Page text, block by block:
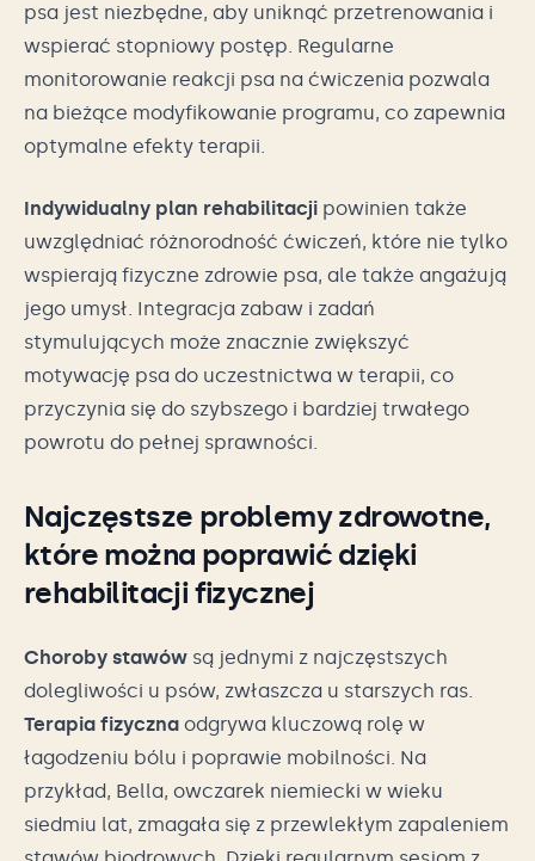
psa jest niezbędne, aby uniknąć przetrenowania i
wspierać stopniowy postęp. Regularne
monitorowanie reakcji psa na ćwiczenia pozwala
na bieżące modyfikowanie programu, co zapewnia
optymalne efekty terapii.
Indywidualny plan rehabilitacji powinien także
uwzględniać różnorodność ćwiczeń, które nie tylko
wspierają fizyczne zdrowie psa, ale także angażują
jego umysł. Integracja zabaw i zadań
stymulujących może znacznie zwiększyć
motywację psa do uczestnictwa w terapii, co
przyczynia się do szybszego i bardziej trwałego
powrotu do pełnej sprawności.
Najczęstsze problemy zdrowotne,
które można poprawić dzięki
rehabilitacji fizycznej
Choroby stawów są jednymi z najczęstszych
dolegliwości u psów, zwłaszcza u starszych ras.
Terapia fizyczna odgrywa kluczową rolę w
łagodzeniu bólu i poprawie mobilności. Na
przykład, Bella, owczarek niemiecki w wieku
siedmiu lat, zmagała się z przewlekłym zapaleniem